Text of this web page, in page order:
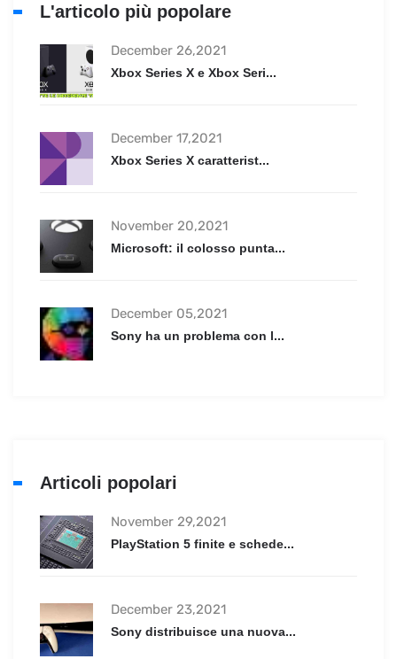
L'articolo più popolare
December 26,2021
Xbox Series X e Xbox Seri...
December 17,2021
Xbox Series X caratterist...
November 20,2021
Microsoft: il colosso punta...
December 05,2021
Sony ha un problema con l...
Articoli popolari
November 29,2021
PlayStation 5 finite e schede...
December 23,2021
Sony distribuisce una nuova...